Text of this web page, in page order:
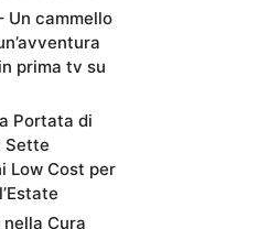
Un cammello
prima tv su
Portata di
Sette
Low Cost per
Cura